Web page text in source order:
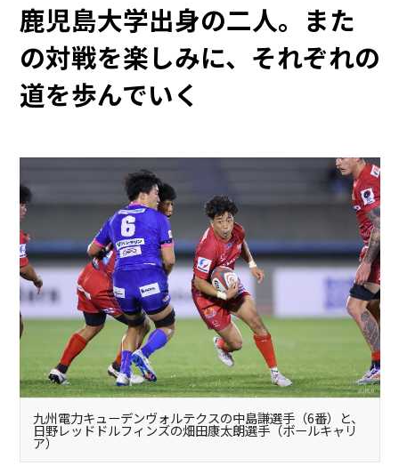
鹿児島大学出身の二人。また
の対戦を楽しみに、それぞれの
道を歩んでいく
九州電力キューデンヴォルテクスの中島謙選手（6番）と、
日野レッドドルフィンズの畑田康太朗選手（ボールキャリ
ア）